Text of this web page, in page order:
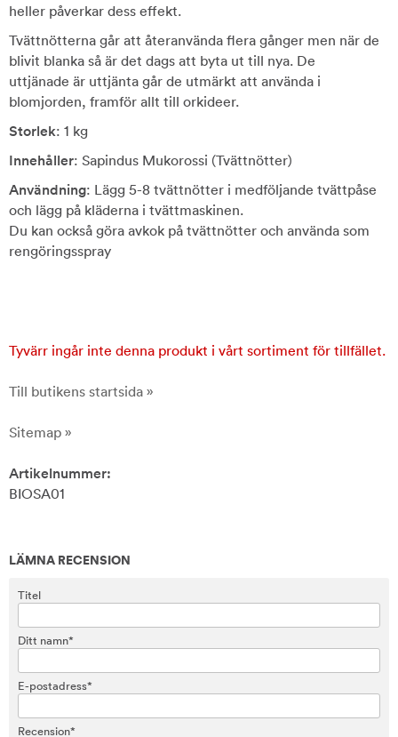
heller påverkar dess effekt.
Tvättnötterna går att återanvända flera gånger men när de
blivit blanka så är det dags att byta ut till nya. De
uttjänade är uttjänta går de utmärkt att använda i
blomjorden, framför allt till orkideer.
Storlek: 1 kg
Innehåller: Sapindus Mukorossi (Tvättnötter)
Användning: Lägg 5-8 tvättnötter i medföljande tvättpåse
och lägg på kläderna i tvättmaskinen.
Du kan också göra avkok på tvättnötter och använda som
rengöringsspray
Tyvärr ingår inte denna produkt i vårt sortiment för tillfället.
Till butikens startsida »
Sitemap »
Artikelnummer:
BIOSA01
LÄMNA RECENSION
Titel
Ditt namn*
E-postadress*
Recension*